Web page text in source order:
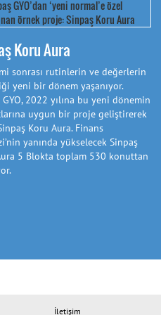
Koru Aura
sonrası rutinlerin ve değerlerin
yeni bir dönem yaşanıyor.
GYO, 2022 yılına bu yeni dönemin
uygun bir proje geliştirerek
Koru Aura. Finans
yanında yükselecek Sinpaş
5 Blokta toplam 530 konuttan
İletişim